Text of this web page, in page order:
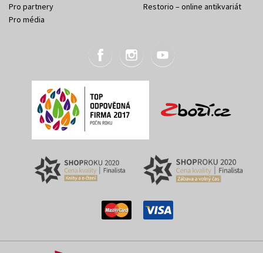
Pro partnery
Pro média
Restorio – online antikvariát